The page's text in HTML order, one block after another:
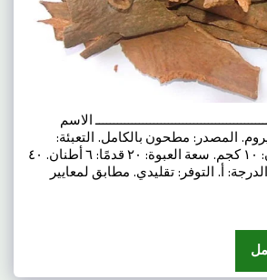
الاسم
المصدر: مطحون بالكامل. التعبئة:
صناديق كرتونية. الوزن: ١٠ كجم. سعة العبوة: ٢٠ قدمًا: ٦ أطنان. ٤٠
الدرجة: أ. التوفر: تقليدي. مطابق لمعايير